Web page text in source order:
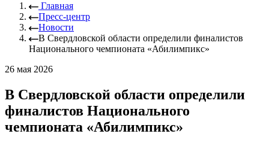
Главная
Пресс-центр
Новости
В Свердловской области определили финалистов
Национального чемпионата «Абилимпикс»
26 мая 2026
В Свердловской области определили
финалистов Национального
чемпионата «Абилимпикс»